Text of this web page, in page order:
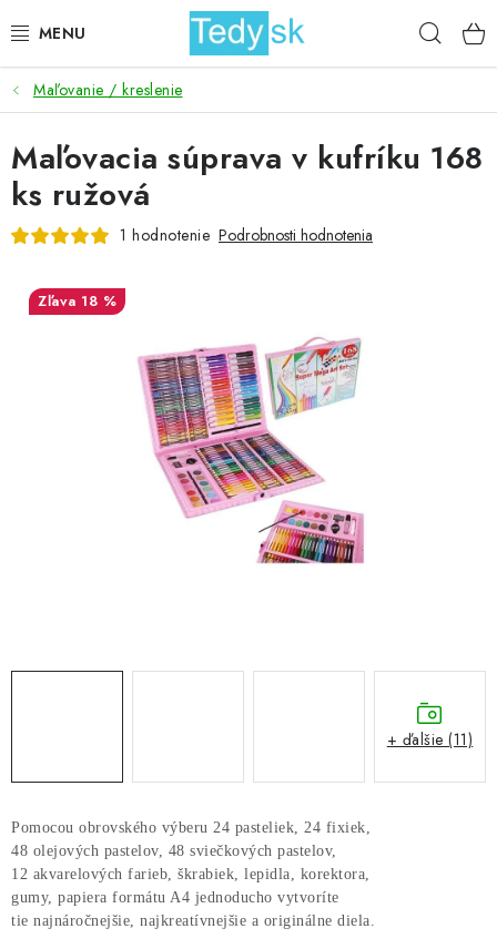
na
BICYKLE
ZÁHRADA
DOMÁCNOSŤ
AKCIOVÝ TOVAR
GALÉRIA OD ZÁKAZNÍKOV
Dopravné a platobné podmienky
Galéria od Zákaznikov
Maľovanie / kreslenie
Pomocou obrovského výberu 24 pasteliek, 24 fixiek,
48 olejových pastelov, 48 sviečkových pastelov,
12 akvarelových farieb, škrabiek, lepidla, korektora,
gumy, papiera formátu A4 jednoducho vytvoríte
tie najnáročnejšie, najkreatívnejšie a originálne diela.
Maľovacia súprava v kufríku 168
ks ružová
1 hodnotenie Podrobnosti hodnotenia
18 %
+ ďalšie (11)